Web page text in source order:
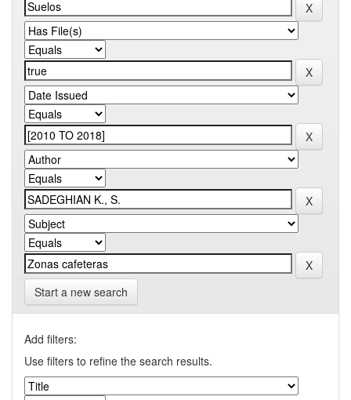
Start a new search
Add filters:
Use filters to refine the search results.